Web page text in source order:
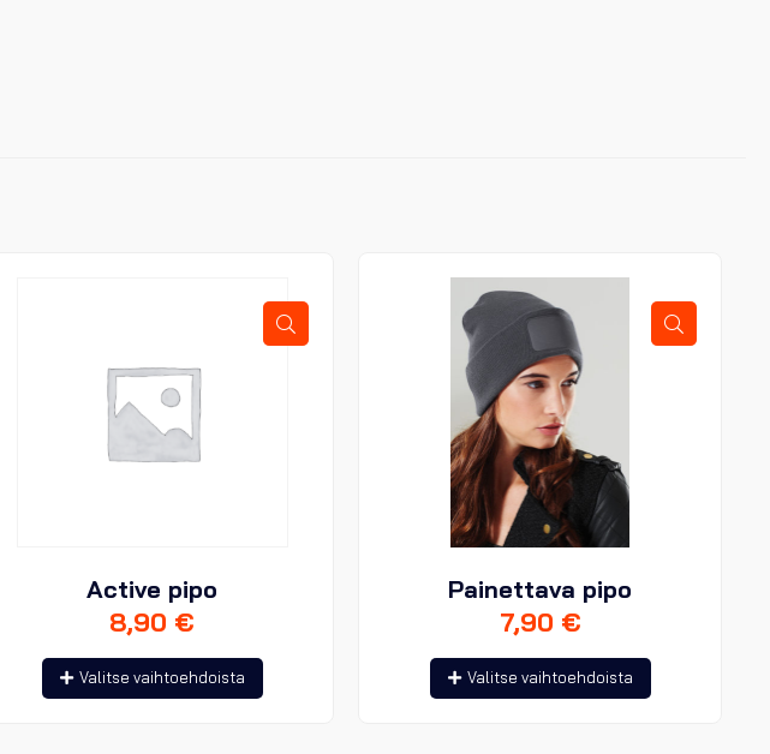
Active pipo
8,90 €
Valitse vaihtoehdoista
Tällä
tuotteella
Painettava pipo
7,90 €
Valitse vaihtoehdoista
Tällä
tuotteella